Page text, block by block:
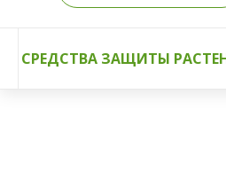
СРЕДСТВА ЗАЩИТЫ